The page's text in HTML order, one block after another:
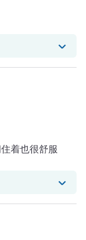
S. 的评论作出回复
着也很舒服
Z. 的评论作出回